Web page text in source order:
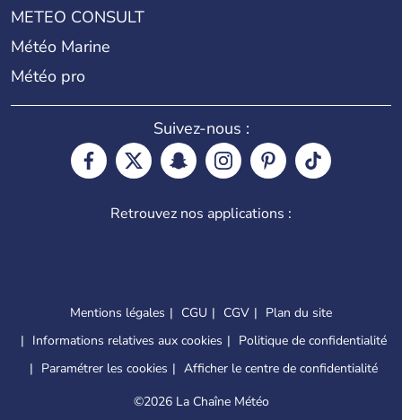
METEO CONSULT
Météo Marine
Météo pro
Suivez-nous :
Retrouvez nos applications :
Mentions légales CGU CGV
Plan du site
Informations relatives aux cookies
Politique de confidentialité
Paramétrer les cookies
Afficher le centre de confidentialité
©2026 La Chaîne Météo